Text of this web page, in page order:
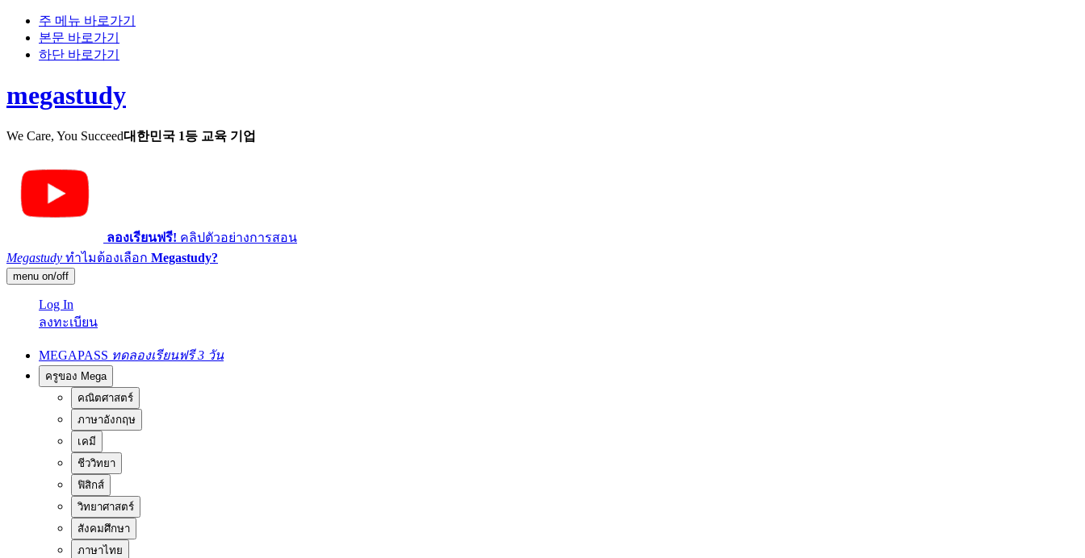
주 메뉴 바로가기
본문 바로가기
하단 바로가기
megastudy
We Care, You Succeed대한민국 1등 교육 기업
ลองเรียนฟรี! คลิปตัวอย่างการสอน
Megastudy ทำไมต้องเลือก Megastudy?
menu on/off
Log In
ลงทะเบียน
MEGAPASS ทดลองเรียนฟรี 3 วัน
ครูของ Mega
คณิตศาสตร์
ภาษาอังกฤษ
เคมี
ชีววิทยา
ฟิสิกส์
วิทยาศาสตร์
สังคมศึกษา
ภาษาไทย